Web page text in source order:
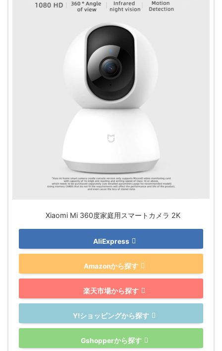
Xiaomi Mi 360度家庭用スマートカメラ 2K
AliExpress
Amazonから探す
楽天市場から探す
Y!ショッピングから探す
Gshopperから探す